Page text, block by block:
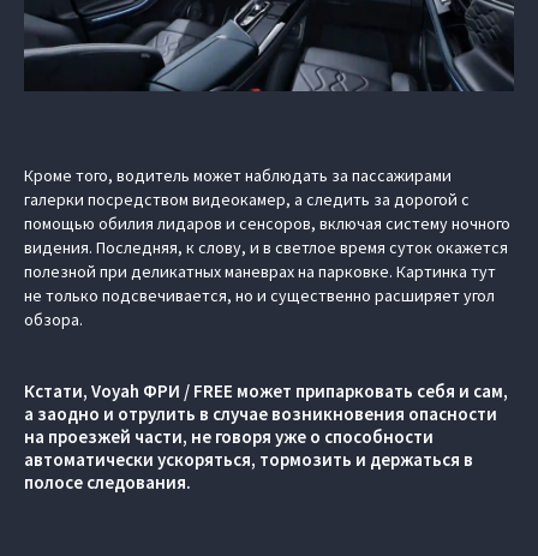
Кроме того, водитель может наблюдать за пассажирами
галерки посредством видеокамер, а следить за дорогой с
помощью обилия лидаров и сенсоров, включая систему ночного
видения. Последняя, к слову, и в светлое время суток окажется
полезной при деликатных маневрах на парковке. Картинка тут
не только подсвечивается, но и существенно расширяет угол
обзора.
Кстати, Voyah ФРИ / FREE может припарковать себя и сам,
а заодно и отрулить в случае возникновения опасности
на проезжей части, не говоря уже о способности
автоматически ускоряться, тормозить и держаться в
полосе следования.